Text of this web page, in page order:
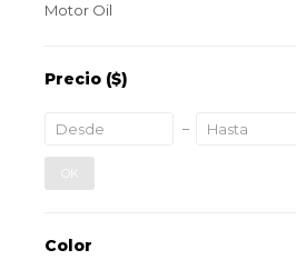
Motor Oil
Precio ($)
OK
Color